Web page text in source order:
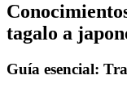
tagalo a
Guía esencial: